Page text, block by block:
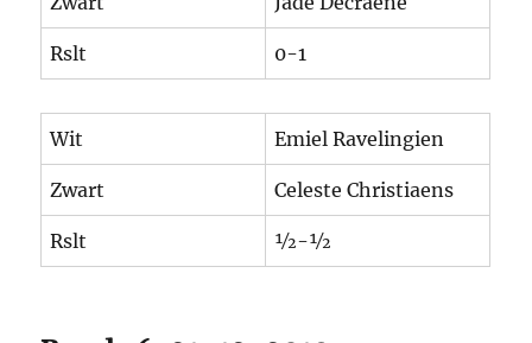
Rslt 0-1
Wit Emiel Ravelingien
Zwart Celeste Christiaens
Rslt ½-½